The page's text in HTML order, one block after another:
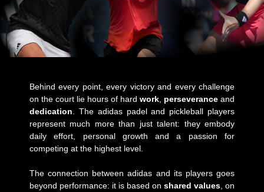
Behind every point, every victory and every challenge
on the court lie hours of hard work perseverance and
dedication . The adidas padel and pickleball players
represent much more than just talent: they embody
daily effort, personal growth and a passion for
competing at the highest level.
The connection between adidas and its players goes
beyond performance: it is based on shared values , on